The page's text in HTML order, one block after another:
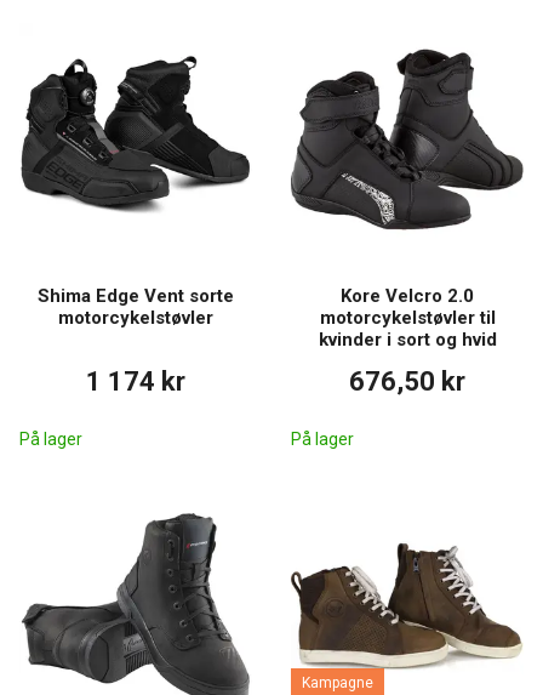
Shima Edge Vent sorte
motorcykelstøvler
1 174 kr
På lager
Kore Velcro 2.0
motorcykelstøvler til
kvinder i sort og hvid
676,50 kr
På lager
Kampagne